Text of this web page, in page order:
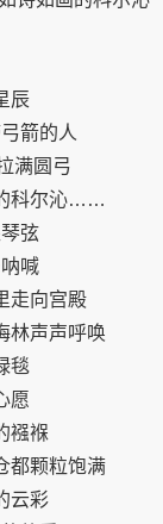
辰
箭的人
满圆弓
科尔沁……
弦
喊
走向宫殿
林声声呼唤
毯
愿
襁褓
都颗粒饱满
云彩